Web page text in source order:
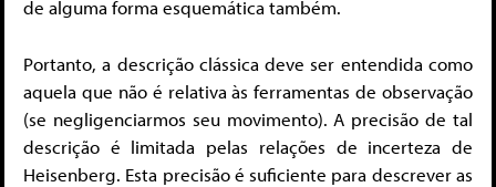
de alguma forma esquemática também.
Portanto, a descrição clássica deve ser entendida como
aquela que não é relativa às ferramentas de observação
(se negligenciarmos seu movimento). A precisão de tal
descrição é limitada pelas relações de incerteza de
Heisenberg. Esta precisão é suficiente para descrever as